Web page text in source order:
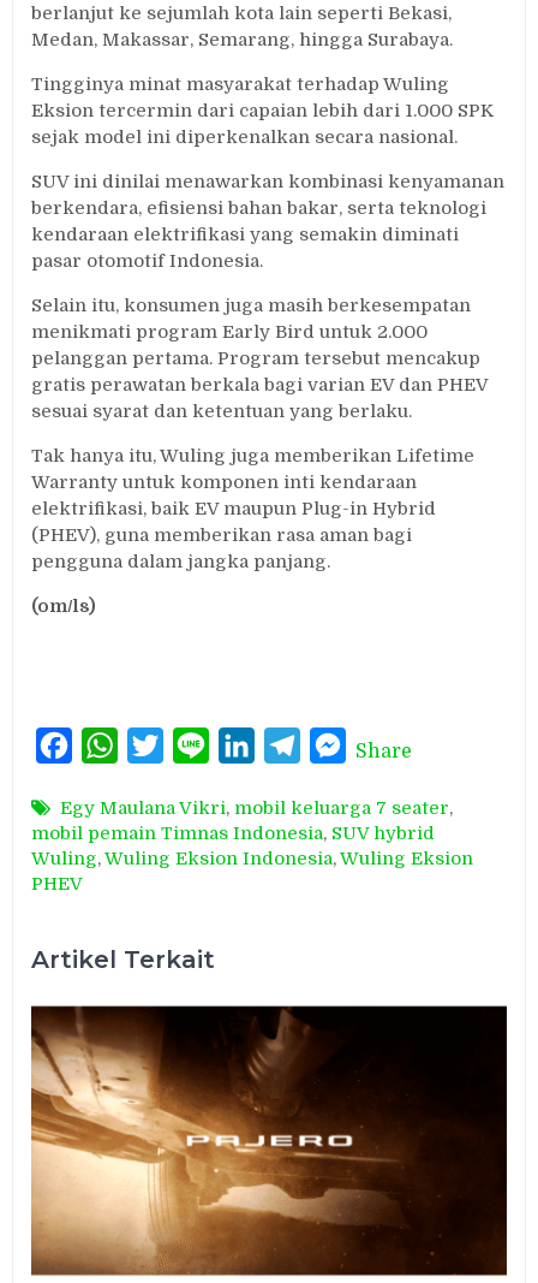
berlanjut ke sejumlah kota lain seperti Bekasi,
Medan, Makassar, Semarang, hingga Surabaya.
Tingginya minat masyarakat terhadap Wuling
Eksion tercermin dari capaian lebih dari 1.000 SPK
sejak model ini diperkenalkan secara nasional.
SUV ini dinilai menawarkan kombinasi kenyamanan
berkendara, efisiensi bahan bakar, serta teknologi
kendaraan elektrifikasi yang semakin diminati
pasar otomotif Indonesia.
Selain itu, konsumen juga masih berkesempatan
menikmati program Early Bird untuk 2.000
pelanggan pertama. Program tersebut mencakup
gratis perawatan berkala bagi varian EV dan PHEV
sesuai syarat dan ketentuan yang berlaku.
Tak hanya itu, Wuling juga memberikan Lifetime
Warranty untuk komponen inti kendaraan
elektrifikasi, baik EV maupun Plug-in Hybrid
(PHEV), guna memberikan rasa aman bagi
pengguna dalam jangka panjang.
(om/ls)
FacebookWhatsAppTwitterLine LinkedInTelegramMessenger
Share
Egy Maulana Vikri, mobil keluarga 7 seater,
mobil pemain Timnas Indonesia, SUV hybrid
Wuling,Wuling Eksion Indonesia,Wuling Eksion
PHEV
Artikel Terkait